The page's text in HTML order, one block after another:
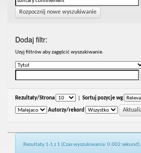
Rozpocznij nowe wyszukiwanie
Dodaj filtr:
Uzyj filtrów aby zagęścić wyszukiwanie.
Rezultaty/Strona Sortuj pozycje wg
Autorzy/rekord
Rezultaty 1-1 z 1 (Czas wyszukiwania: 0.002 sekund).